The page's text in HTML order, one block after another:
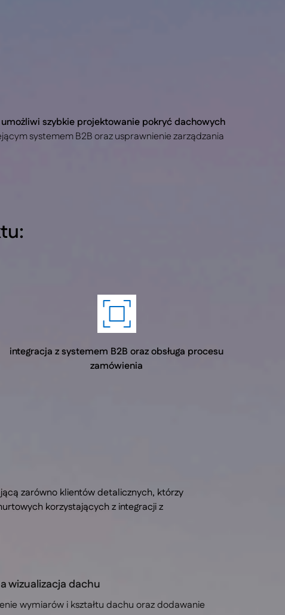
szybkie projektowanie pokryć dachowych
systemem B2B oraz usprawnienie zarządzania
integracja z systemem B2B oraz obsługa procesu
zamówienia
zarówno klientów detalicznych, którzy
korzystających z integracji z
wizualizacja dachu
wymiarów i kształtu dachu oraz dodawanie